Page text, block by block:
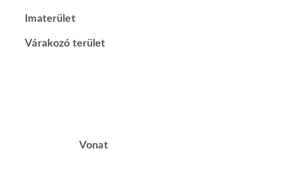
Imaterület
Várakozó terület
Vonat